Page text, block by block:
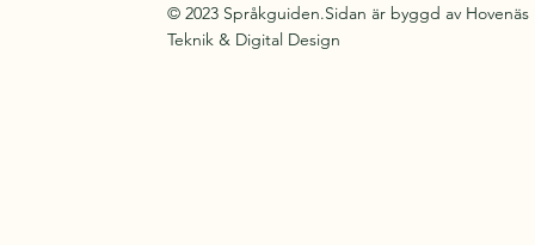
© 2023 Språkguiden.Sidan är byggd av Hovenäs
Teknik & Digital Design